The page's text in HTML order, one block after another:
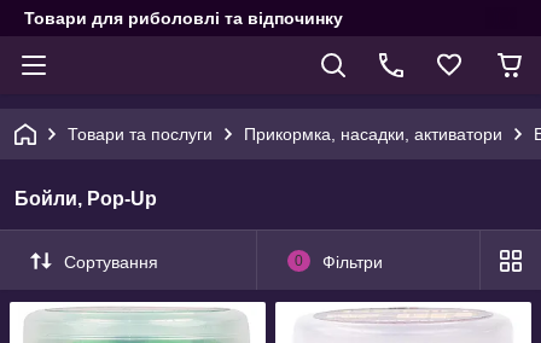
Товари для риболовлі та відпочинку
Товари та послуги Прикормка, насадки, активатори
Бойли, Pop-Up
Сортування 0 Фільтри